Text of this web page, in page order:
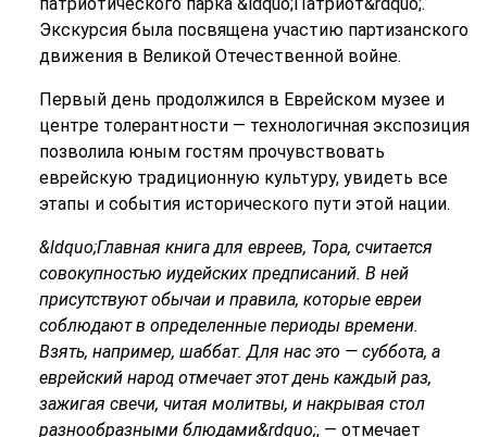
патриотического парка &ldquo;Патриот&rdquo;.
Экскурсия была посвящена участию партизанского
движения в Великой Отечественной войне.
Первый день продолжился в Еврейском музее и
центре толерантности — технологичная экспозиция
позволила юным гостям прочувствовать
еврейскую традиционную культуру, увидеть все
этапы и события исторического пути этой нации.
&ldquo;Главная книга для евреев, Тора, считается
совокупностью иудейских предписаний. В ней
присутствуют обычаи и правила, которые евреи
соблюдают в определенные периоды времени.
Взять, например, шаббат. Для нас это — суббота, а
еврейский народ отмечает этот день каждый раз,
зажигая свечи, читая молитвы, и накрывая стол
разнообразными блюдами&rdquo;, — отмечает